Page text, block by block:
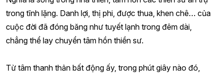
trong tĩnh lặng. Danh lợi, thị phi, được thua, khen chê… của
cuộc đời đã đóng băng như tuyết lạnh trong đêm dài,
chẳng thể lay chuyển tâm hồn thiền sư.
Từ tâm thanh thản bất động ấy, trong phút giây nào đó,